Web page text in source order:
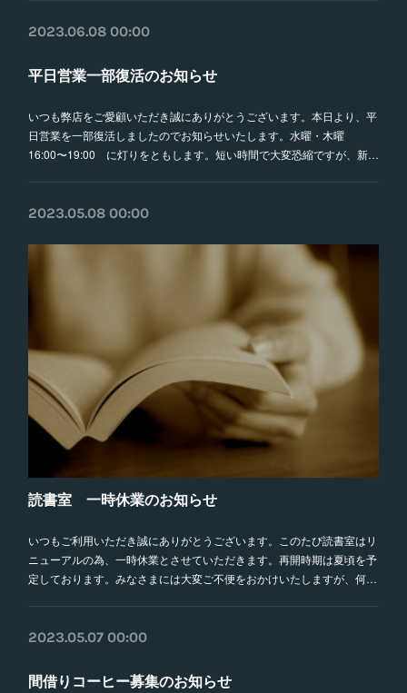
2023.06.08 00:00
平日営業一部復活のお知らせ
いつも弊店をご愛顧いただき誠にありがとうございます。本日より、平
日営業を一部復活しましたのでお知らせいたします。水曜・木曜
16:00〜19:00 に灯りをともします。短い時間で大変恐縮ですが、新…
2023.05.08 00:00
読書室 一時休業のお知らせ
いつもご利用いただき誠にありがとうございます。このたび読書室はリ
ニューアルの為、一時休業とさせていただきます。再開時期は夏頃を予
定しております。みなさまには大変ご不便をおかけいたしますが、何…
2023.05.07 00:00
間借りコーヒー募集のお知らせ